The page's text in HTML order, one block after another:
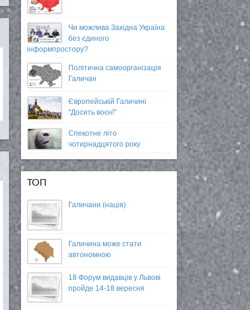
Чи можлива Західна Україна
без єдиного
інформпростору?
Політична самоорганізація
Галичан
Європейській Галичині
"Досить воєн!"
Спекотне літо
чотирнадцятого року
ТОП
Галичани (нація)
Галичина може стати
автономною
18 Форум видавців у Львові
пройде 14-18 вересня